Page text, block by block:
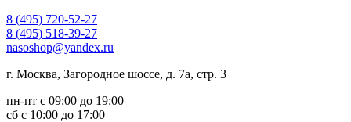
8 (495) 720-52-27
8 (495) 518-39-27
nasoshop@yandex.ru
г. Москва, Загородное шоссе, д. 7а, стр. 3
пн-пт с 09:00 до 19:00
сб с 10:00 до 17:00